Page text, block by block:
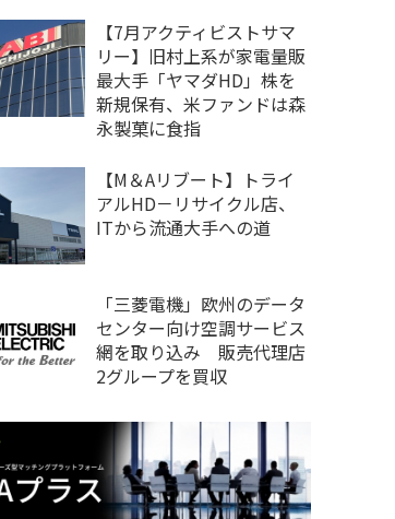
【7月アクティビストサマ
リー】旧村上系が家電量販
最大手「ヤマダHD」株を
新規保有、米ファンドは森
永製菓に食指
【M＆Aリブート】トライ
アルHD－リサイクル店、
ITから流通大手への道
「三菱電機」欧州のデータ
センター向け空調サービス
網を取り込み 販売代理店
2グループを買収